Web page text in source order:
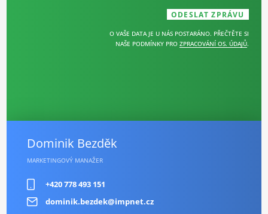
O VAŠE DATA JE U NÁS POSTARÁNO. PŘEČTĚTE SI
NAŠE PODMÍNKY PRO ZPRACOVÁNÍ OS. ÚDAJŮ.
Dominik Bezděk
MARKETINGOVÝ MANAŽER
+420 778 493 151
dominik.bezdek@impnet.cz